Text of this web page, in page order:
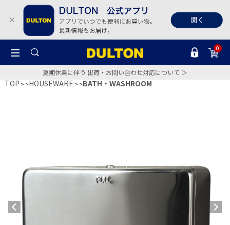
0
夏期休業に伴う 出荷・お問い合わせ対応について ＞
TOP >HOUSEWARE >BATH・WASHROOM